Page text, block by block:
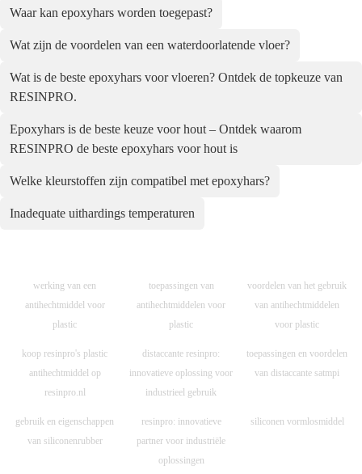
Waar kan epoxyhars worden toegepast?
Wat zijn de voordelen van een waterdoorlatende vloer?
Wat is de beste epoxyhars voor vloeren? Ontdek de topkeuze van
RESINPRO.
Epoxyhars is de beste keuze voor hout – Ontdek waarom
RESINPRO de beste epoxyhars voor hout is
Welke kleurstoffen zijn compatibel met epoxyhars?
Inadequate uithardings temperaturen
werking van een
antihechtmiddel voor
plastic
toepassingen van
antihechtmiddelen voor
plastic
voordelen van het gebruik
van antihechtmiddelen
voor plastic
koop resinpro's plastic
antihechtmiddel op
resinpro.nl
distaccante resinpro:
innovatieve oplossing voor
industrieel gebruik
toepassingen en voordelen
van distaccante satmpi
gebruik en eigenschappen
van siliconenrubber
resinpro: innovatieve
partner voor industriële
oplossingen
siliconen vormlosmiddel